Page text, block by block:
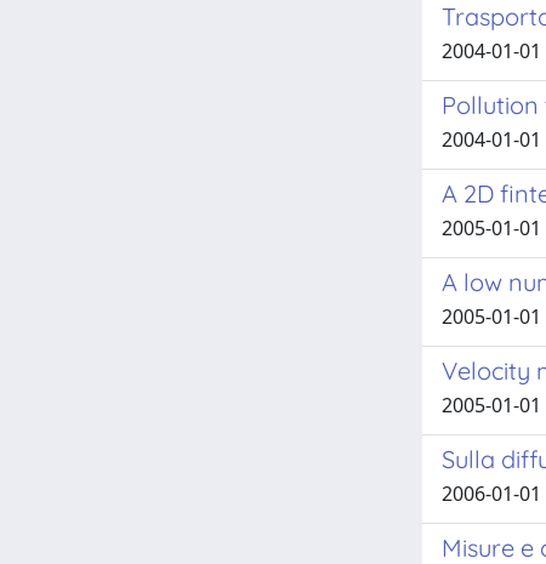
2004-01-
2004-01-
A 2D
2005-01-
A low
2005-01-
Velocity
2005-01-
Sulla
2006-01-
Misure e